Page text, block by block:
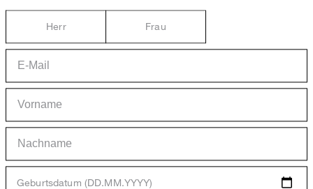
Herr Frau
Geburtsdatum (DD.MM.YYYY)